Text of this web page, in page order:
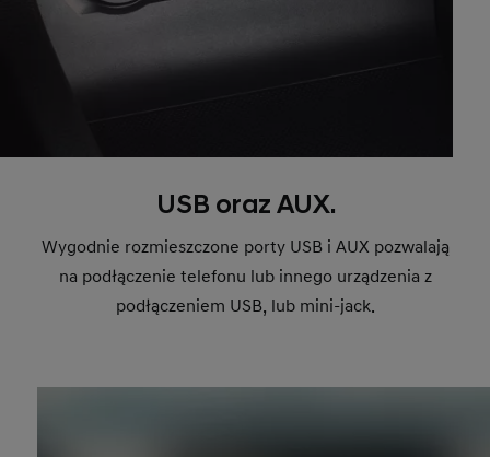
USB oraz AUX.
Wygodnie rozmieszczone porty USB i AUX pozwalają
na podłączenie telefonu lub innego urządzenia z
podłączeniem USB, lub mini-jack.